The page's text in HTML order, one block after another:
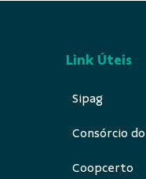
Link Úteis
Sipag
Consórcio
Coopcerto